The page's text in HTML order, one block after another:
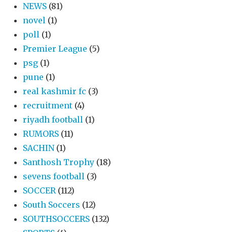
NEWS (81)
novel (1)
poll (1)
Premier League (5)
psg (1)
pune (1)
real kashmir fc (3)
recruitment (4)
riyadh football (1)
RUMORS (11)
SACHIN (1)
Santhosh Trophy (18)
sevens football (3)
SOCCER (112)
South Soccers (12)
SOUTHSOCCERS (132)